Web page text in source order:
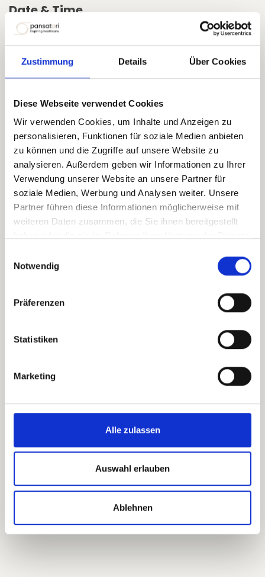
Zustimmung Details Über Cookies
Diese Webseite verwendet Cookies
Wir verwenden Cookies, um Inhalte und Anzeigen zu
personalisieren, Funktionen für soziale Medien anbieten
zu können und die Zugriffe auf unsere Website zu
analysieren. Außerdem geben wir Informationen zu Ihrer
Verwendung unserer Website an unsere Partner für
soziale Medien, Werbung und Analysen weiter. Unsere
Partner führen diese Informationen möglicherweise mit
weiteren Daten zusammen, die Sie ihnen bereitgestellt
Notwendig
Präferenzen
Statistiken
Marketing
Alle zulassen
Auswahl erlauben
Ablehnen
Date & Time
mercredi 10 septembre 2025
18:00
19:00(Europe/Vienna)
Ajouter au calendrier
Event Information
pansatori GmbH
Laabstrasse 96
5280 Braunau
Autriche
+43 7722 22900
office@pansatori.com
zum Veranstalter
Organizer
+43 7722 22900
Participation is free and without